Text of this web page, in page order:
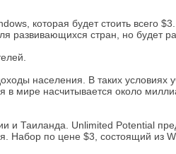
которая будет стоить
развивающихся стран, но будет
населения. В таких условиях
насчитывается около
Таиланда. Unlimited Potential
Набор по цене $3, состоящий